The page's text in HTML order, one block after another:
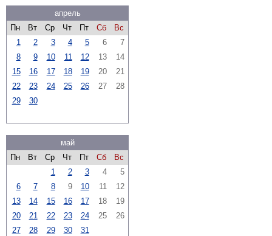
апрель
Пн
Вт Ср Чт Пт Сб
Вс
1
2 3 4 5 6
7
8
9 10 11 12 13
14
15
16 17 18 19 20
21
22
23 24 25 26 27
28
29
30
май
Пн
Вт Ср Чт Пт Сб
Вс
1
2 3 4
5
6
7 8 9 10 11
12
13
14 15 16 17 18
19
20
21 22 23 24 25
26
27
28 29 30 31